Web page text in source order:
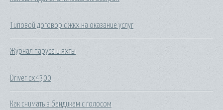
Типовой договор с жкх на оказание услуг
Журнал паруса и яхты
Driver cx4300
Как снимать в бандикам с голосом